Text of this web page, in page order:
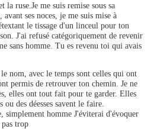
ruse.Je me suis remise sous sa
ses noces, je me suis mise à
le tissage d'un linceul pour ton
J'ai refusé catégoriquement de revenir
sans homme. Tu es revenu toi qui avais
nom, avec le temps sont celles qui ont
permis de retrouver ton chemin. Je ne
elles ont tout fait pour te garder. Elles
des déesses savent le faire.
simplement homme J'éviterai d'évoquer
trop